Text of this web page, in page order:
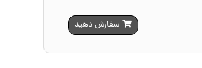
سفارش دهید